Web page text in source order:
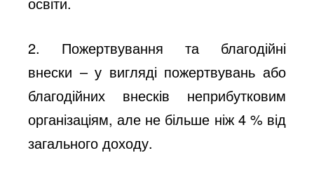
2. Пожертвування та благодійні
внески – у вигляді пожертвувань або
благодійних внесків неприбутковим
організаціям, але не більше ніж 4 % від
загального доходу.